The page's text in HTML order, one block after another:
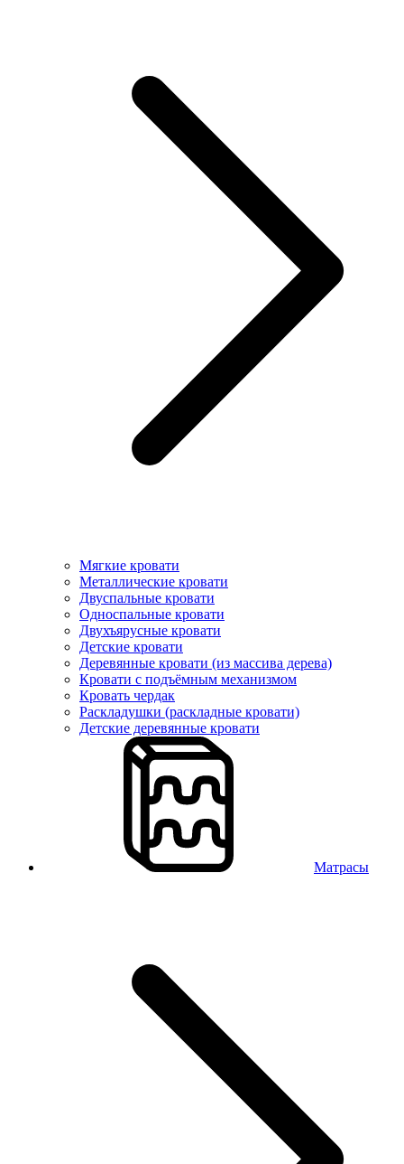
Мягкие кровати
Металлические кровати
Двуспальные кровати
Односпальные кровати
Двухъярусные кровати
Детские кровати
Деревянные кровати (из массива дерева)
Кровати с подъёмным механизмом
Кровать чердак
Раскладушки (раскладные кровати)
Детские деревянные кровати
Матрасы